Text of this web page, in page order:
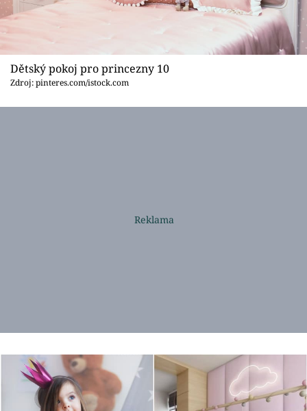
Dětský pokoj pro princezny 10
Zdroj: pinteres.com/istock.com